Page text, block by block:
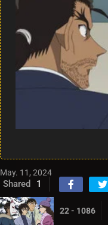
May. 11, 2024
Shared 1
22 - 1086